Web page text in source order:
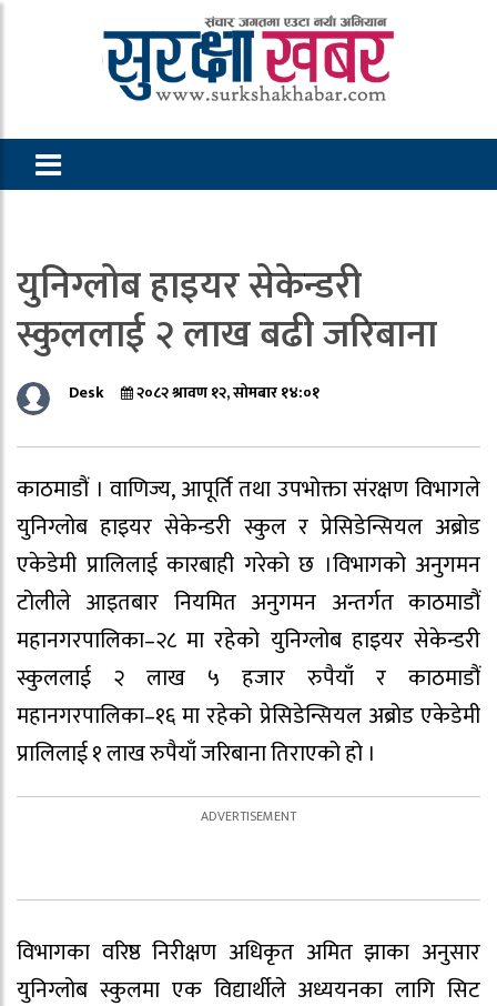
युनिग्लोब हाइयर सेकेन्डरी
स्कुललाई २ लाख बढी जरिबाना
Desk २०८२ श्रावण १२, सोमबार १४:०१
काठमाडौं । वाणिज्य, आपूर्ति तथा उपभोक्ता संरक्षण विभागले
युनिग्लोब हाइयर सेकेन्डरी स्कुल र प्रेसिडेन्सियल अब्रोड
एकेडेमी प्रालिलाई कारबाही गरेको छ ।विभागको अनुगमन
टोलीले आइतबार नियमित अनुगमन अन्तर्गत काठमाडौं
महानगरपालिका–२८ मा रहेको युनिग्लोब हाइयर सेकेन्डरी
स्कुललाई २ लाख ५ हजार रुपैयाँ र काठमाडौं
महानगरपालिका–१६ मा रहेको प्रेसिडेन्सियल अब्रोड एकेडेमी
प्रालिलाई १ लाख रुपैयाँ जरिबाना तिराएको हो ।
विभागका वरिष्ठ निरीक्षण अधिकृत अमित झाका अनुसार
युनिग्लोब स्कुलमा एक विद्यार्थीले अध्ययनका लागि सिट